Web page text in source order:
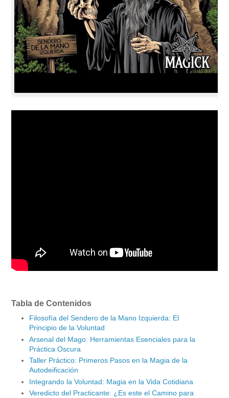
Tabla de Contenidos
Filosofía del Sendero de la Mano Izquierda: El
Principio de la Voluntad
Arsenal del Mago: Herramientas Esenciales para la
Práctica Oscura
Taller Práctico: Primeros Pasos en la Magia de la
Autodeificación
Integrando la Voluntad: Magia en la Vida Cotidiana
Veredicto del Practicante: ¿Es este el Camino para